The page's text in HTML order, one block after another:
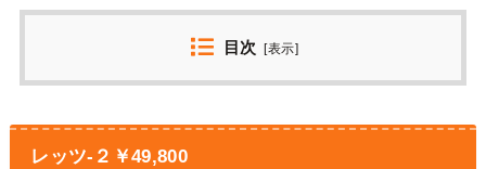
目次 [表示]
レッツ-２￥49,800